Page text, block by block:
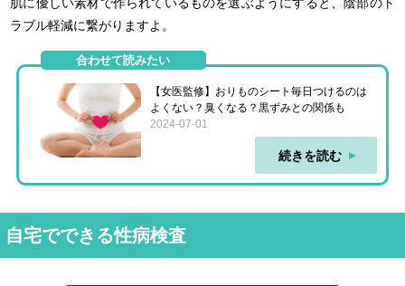
ラブル軽減に繋がりますよ。
合わせて読みたい
【女医監修】おりものシート毎日つけるのは
よくない？臭くなる？黒ずみとの関係も
2024-07-01
続きを読む
自宅でできる性病検査